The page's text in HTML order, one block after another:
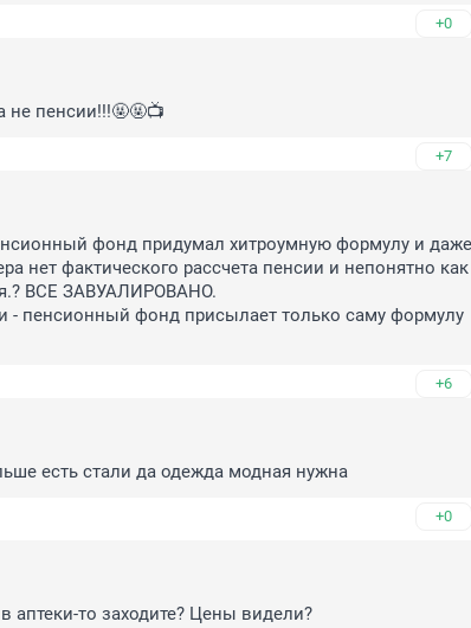
+0
не пенсии!!!🤬🤬📺
+7
фонд придумал хитроумную формулу и
нет фактического рассчета пенсии и непонятно как
ВСЕ ЗАВУАЛИРОВАНО.
+6
есть стали да одежда модная нужна
+0
аптеки-то заходите? Цены видели?